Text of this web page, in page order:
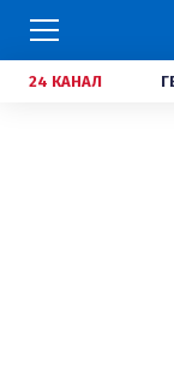
24 КАНАЛ